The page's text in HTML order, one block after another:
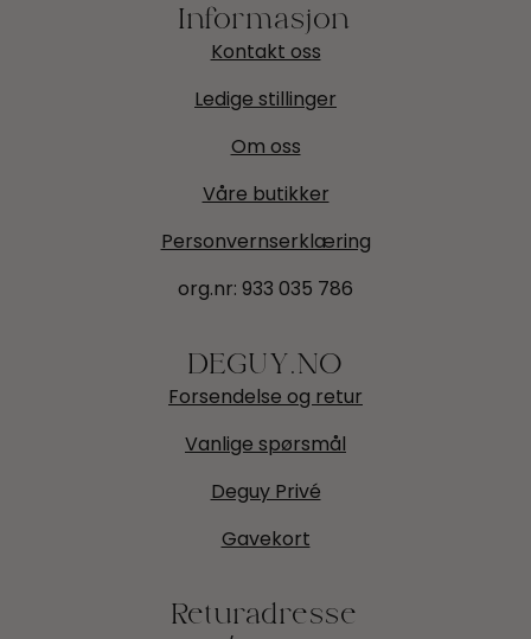
Kontakt oss
Ledige stillinger
Om oss
Våre butikker
Personvernserklæring
org.nr: 933 035 786
Forsendelse og retur
Vanlige spørsmål
Deguy Privé
Gavekort